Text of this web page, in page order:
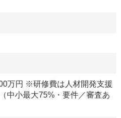
万円 ※研修費は人材開発支援
中小最大75%・要件／審査あ